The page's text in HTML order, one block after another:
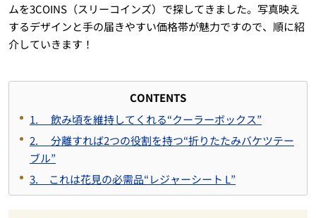
ムを3COINS（スリーコインズ）で探してきました。写真映え
するデザインと手の届きやすい価格帯が魅力ですので、順に紹
介していきます！
CONTENTS
1. 飲み頃を維持してくれる“クーラーボックス”
2. 分離すれば2つの役割を持つ“折りたたみバケツテー
ブル”
3. これは花見の必需品“レジャーシート L”